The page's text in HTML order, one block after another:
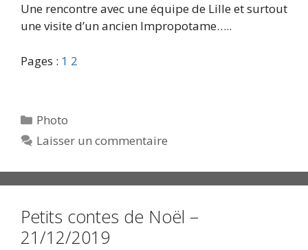
Une rencontre avec une équipe de Lille et surtout
une visite d’un ancien Impropotame…..
Pages : 1 2
Catégories
Photo
Laisser un commentaire
Petits contes de Noël –
21/12/2019